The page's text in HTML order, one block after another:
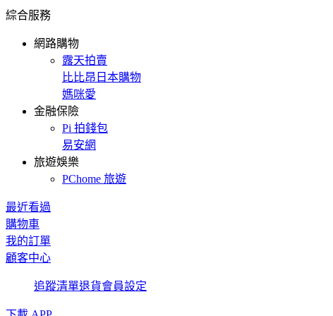
綜合服務
網路購物
露天拍賣
比比昂日本購物
媽咪愛
金融保險
Pi 拍錢包
易安網
旅遊娛樂
PChome 旅遊
最近看過
購物車
我的訂單
顧客中心
追蹤清單退貨會員設定